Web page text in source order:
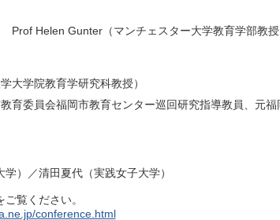
Prof Helen Gunter（マンチェスター大学教育学部教授
大学院教育学研究科教授）
育委員会福岡市教育センター巡回研究指導教員、元
）／清田夏代（実践女子大学）
覧ください。
conference.html